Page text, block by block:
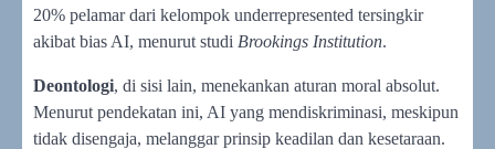
20% pelamar dari kelompok underrepresented tersingkir
akibat bias AI, menurut studi Brookings Institution.
Deontologi, di sisi lain, menekankan aturan moral absolut.
Menurut pendekatan ini, AI yang mendiskriminasi, meskipun
tidak disengaja, melanggar prinsip keadilan dan kesetaraan.